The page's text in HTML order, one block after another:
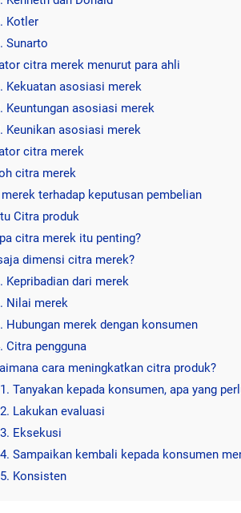
Kotler
Sunarto
citra merek menurut para ahli
Kekuatan asosiasi merek
Keuntungan asosiasi merek
Keunikan asosiasi merek
citra merek
citra merek
terhadap keputusan pembelian
Citra produk
citra merek itu penting?
dimensi citra merek?
Kepribadian dari merek
Nilai merek
Hubungan merek dengan konsumen
Citra pengguna
cara meningkatkan citra produk?
1. Tanyakan kepada konsumen, apa yang
2. Lakukan evaluasi
3. Eksekusi
4. Sampaikan kembali kepada konsumen
5. Konsisten